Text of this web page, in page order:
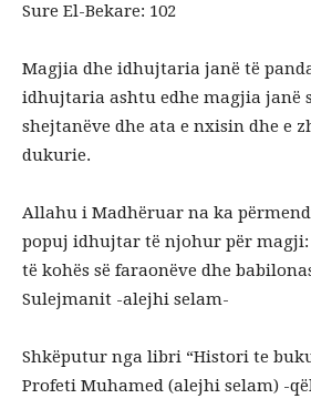
Sure El-Bekare: 102
Magjia dhe idhujtaria janë të
idhujtaria ashtu edhe magjia janë
shejtanëve dhe ata e nxisin dhe e
dukurie.
Allahu i Madhëruar na ka
popuj idhujtar të njohur për
të kohës së faraonëve dhe
Sulejmanit -alejhi selam-
Shkëputur nga libri “Histori te
Profeti Muhamed (alejhi selam) -